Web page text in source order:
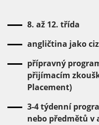
8. až 12. třída
angličtina jako
přípravný
přijímacím
Placement)
3-4 týdenní
nebo předmětů v